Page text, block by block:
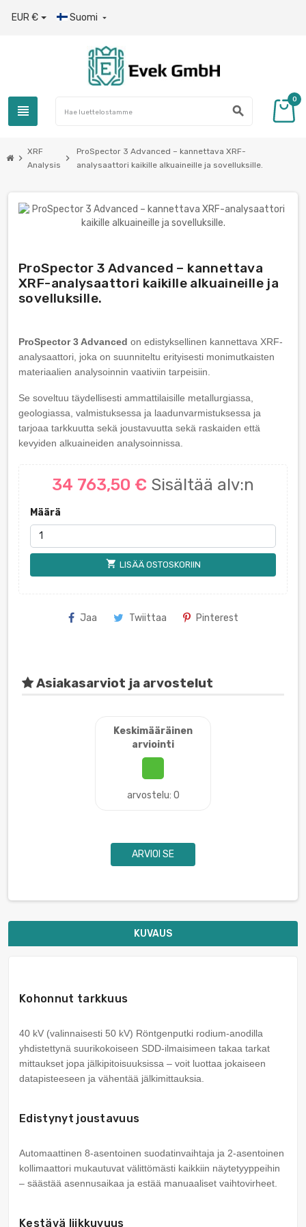
EUR € Suomi 
view_headline search
0
chevron_right
XRF
Analysis
chevron_right
ProSpector 3 Advanced – kannettava XRF-
analysaattori kaikille alkuaineille ja sovelluksille.
ProSpector 3 Advanced – kannettava
XRF-analysaattori kaikille alkuaineille ja
sovelluksille.
ProSpector 3 Advanced on edistyksellinen kannettava XRF-
analysaattori, joka on suunniteltu erityisesti monimutkaisten
materiaalien analysoinnin vaativiin tarpeisiin.
Se soveltuu täydellisesti ammattilaisille metallurgiassa,
geologiassa, valmistuksessa ja laadunvarmistuksessa ja
tarjoaa tarkkuutta sekä joustavuutta sekä raskaiden että
kevyiden alkuaineiden analysoinnissa.
34 763,50 € Sisältää alv:n
Määrä
shopping_cart LISÄÄ OSTOSKORIIN
Jaa Twiittaa Pinterest
Asiakasarviot ja arvostelut
Keskimääräinen
arviointi
arvostelu: 0
ARVIOI SE
KUVAUS
Kohonnut tarkkuus
40 kV (valinnaisesti 50 kV) Röntgenputki rodium-anodilla
yhdistettynä suurikokoiseen SDD-ilmaisimeen takaa tarkat
mittaukset jopa jälkipitoisuuksissa – voit luottaa jokaiseen
datapisteeseen ja vähentää jälkimittauksia.
Edistynyt joustavuus
Automaattinen 8-asentoinen suodatinvaihtaja ja 2-asentoinen
kollimaattori mukautuvat välittömästi kaikkiin näytetyyppeihin
– säästää asennusaikaa ja estää manuaaliset vaihtovirheet.
Kestävä liikkuvuus